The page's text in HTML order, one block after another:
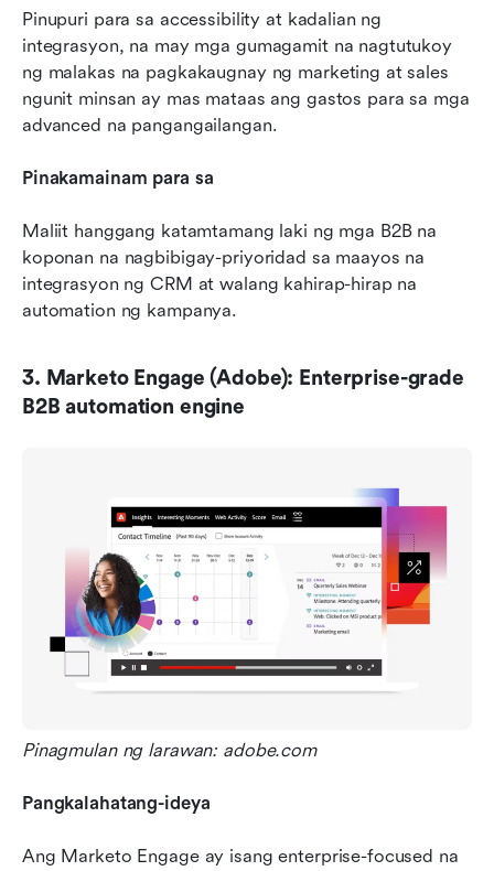
Pinupuri para sa accessibility at kadalian ng
integrasyon, na may mga gumagamit na nagtutukoy
ng malakas na pagkakaugnay ng marketing at sales
ngunit minsan ay mas mataas ang gastos para sa mga
advanced na pangangailangan.
Pinakamainam para sa
Maliit hanggang katamtamang laki ng mga B2B na
koponan na nagbibigay-priyoridad sa maayos na
integrasyon ng CRM at walang kahirap-hirap na
automation ng kampanya.
3. Marketo Engage (Adobe): Enterprise-grade
B2B automation engine
Pinagmulan ng larawan: adobe.com
Pangkalahatang-ideya
Ang Marketo Engage ay isang enterprise-focused na